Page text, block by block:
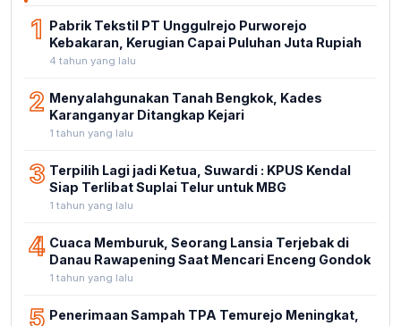
1 Pabrik Tekstil PT Unggulrejo Purworejo
Kebakaran, Kerugian Capai Puluhan Juta Rupiah
4 tahun yang lalu
2 Menyalahgunakan Tanah Bengkok, Kades
Karanganyar Ditangkap Kejari
1 tahun yang lalu
3 Terpilih Lagi jadi Ketua, Suwardi : KPUS Kendal
Siap Terlibat Suplai Telur untuk MBG
1 tahun yang lalu
4 Cuaca Memburuk, Seorang Lansia Terjebak di
Danau Rawapening Saat Mencari Enceng Gondok
1 tahun yang lalu
5 Penerimaan Sampah TPA Temurejo Meningkat,